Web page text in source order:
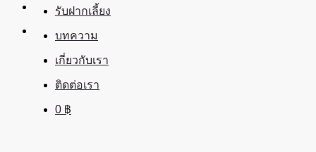
รับฝากเลี้ยง
บทความ
เกี่ยวกับเรา
ติดต่อเรา
0 ฿